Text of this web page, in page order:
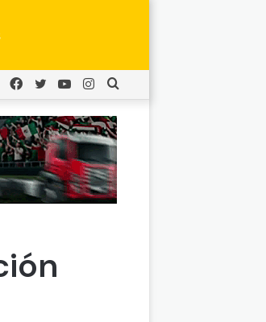
Buscar
Instagram
YouTube
Twitter
Facebook